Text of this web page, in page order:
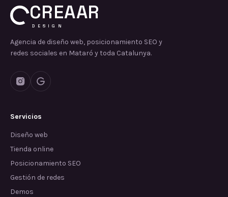
CREAAR
DESIGN
Agencia de diseño web, posicionamiento SEO y
redes sociales en Mataró y toda Catalunya.
Servicios
Diseño web
Tienda online
Posicionamiento SEO
Gestión de redes
Demos